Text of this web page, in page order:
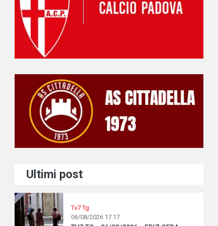
Ultimi post
Tv7 Tg
06/08/2026 17:17